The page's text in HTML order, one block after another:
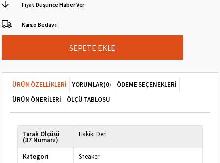
Fiyat Düşünce Haber Ver
Kargo Bedava
ÜRÜN ÖZELLIKLERI YORUMLAR(0)
ÖDEME SEÇENEKLERI
ÜRÜN ÖNERILERI
ÖLÇÜ TABLOSU
Tarak Ölçüsü
(37 Numara)
Hakiki Deri
Kategori
Sneaker